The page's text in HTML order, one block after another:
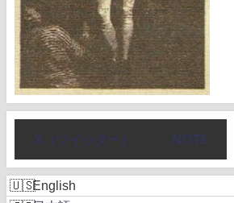
X（ツイッター） NOTE
English